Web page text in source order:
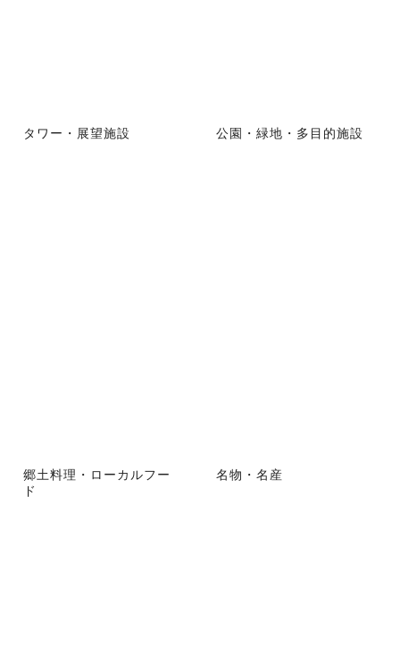
タワー・展望施設 公園・緑地・多目的施設
郷土料理・ローカルフー
ド
名物・名産